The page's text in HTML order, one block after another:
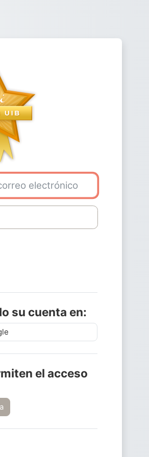
a GADE para la
su cuenta en:
el acceso